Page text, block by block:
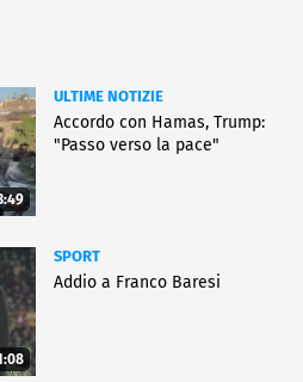
ULTIME NOTIZIE
Accordo con Hamas, Trump:
"Passo verso la pace"
SPORT
Addio a Franco Baresi